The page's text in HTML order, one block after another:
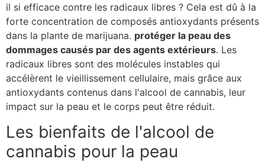
il si efficace contre les radicaux libres ? Cela est dû à la
forte concentration de composés antioxydants présents
dans la plante de marijuana. protéger la peau des
dommages causés par des agents extérieurs. Les
radicaux libres sont des molécules instables qui
accélèrent le vieillissement cellulaire, mais grâce aux
antioxydants contenus dans l'alcool de cannabis, leur
impact sur la peau et le corps peut être réduit.
Les bienfaits de l'alcool de
cannabis pour la peau